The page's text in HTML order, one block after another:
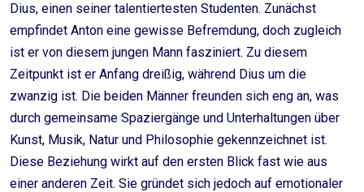
Dius, einen seiner talentiertesten Studenten. Zunächst
empfindet Anton eine gewisse Befremdung, doch zugleich
ist er von diesem jungen Mann fasziniert. Zu diesem
Zeitpunkt ist er Anfang dreißig, während Dius um die
zwanzig ist. Die beiden Männer freunden sich eng an, was
durch gemeinsame Spaziergänge und Unterhaltungen über
Kunst, Musik, Natur und Philosophie gekennzeichnet ist.
Diese Beziehung wirkt auf den ersten Blick fast wie aus
einer anderen Zeit. Sie gründet sich jedoch auf emotionaler